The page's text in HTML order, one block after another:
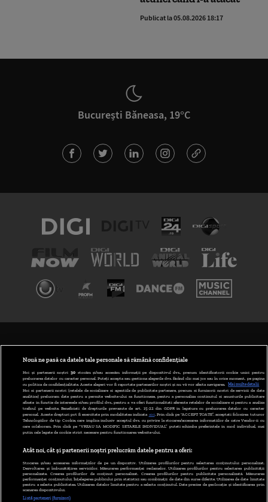
Publicat la 05.08.2026 18:17
București Băneasa, 19°C
ABONARE DIGI TV
GESTIONAȚI PREFERINȚELE
CODUL DIGI24
CAMERE WEB
CONTACT/INFO
Nouă ne pasă ca datele tale personale să rămână confidențiale
Noi și partenerii noștri 30stocăm și/sau accesăm informații pe dispozitivul dvs., precum identificatorii cookie unici pentru
prelucrarea datelor cu caracter personal. Puteți accepta sau gestiona alegerile dvs. făcând clic mai jos sau în orice moment, pe pagina
cu politica de confidențialitate. Aceste alegeri vor fi raportate partenerilor noștri și nu vă vor afecta navigarea.
Mai multe detalii
Noi si partenerii nostri (retelele de socializare si agentiile de publicitate partenere, precum si furnizorii nostri de servicii de date
analitice) prelucram date pentru a permite website-ului sa functioneze, pentru a personaliza continutul si anunturile publicitare
afisate in functie de interesele si/sau profilul dvs., pentru a va oferi functionalitati aferente retelelor de socializare si pentru a analiza
traficul pe website. Beneficiati de drepturile prevazute de art. 15-22 din GDPR in legatura cu prelucrarea datelor cu caracter
personal. Aceste drepturi pot fi exercitate prin modalitatea indicata aici. Prin click pe “ACCEPT TOATE”, acceptati folosirea tuturor
Tehnologiilor de tip Cookie, care implica inclusiv acceptul dvs. cu privire la stocarea/accesarea informatiilor de catre Vendor-ii cu
care colaboram. Prin click pe “VREAU SA MODIFIC SETARILE INDIVIDUAL” puteti schimba preferintele in mod individual, mai
putin cele legate de cookie strict necesare pentru functionarea website-ului.
Atât noi, cât și partenerii noștri prelucrăm datele pentru a oferi:
Stocarea și/sau accesarea informațiilor de pe un dispozitiv. Utilizarea profilurilor pentru selectarea conținutului personalizat.
Dezvoltarea și îmbunătățirea serviciilor. Măsurarea performanței reclamelor. Utilizarea profilurilor pentru selectarea publicității
personalizate. Crearea profilurilor de conținut personalizat. Crearea profilurilor pentru publicitate personalizată. Măsurarea
performanței conținutului. Înțelegerea publicului prin statistici sau combinații de date din surse diferite. Utilizarea de date limitate
pentru a selecta publicitatea. Utilizarea datelor limitate pentru a selecta conținutul. Date precise de geolocație și identificarea prin
scanarea dispozitivului.
Listă parteneri (furnizori)